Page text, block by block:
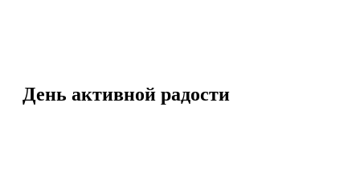
День активной радости